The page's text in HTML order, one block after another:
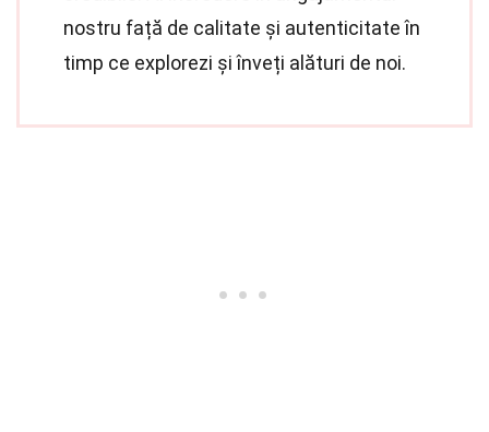
nostru față de calitate și autenticitate în
timp ce explorezi și înveți alături de noi.